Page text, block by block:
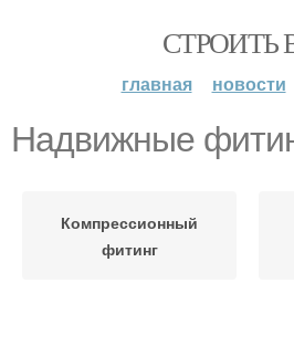
СТРОИТЬ
главная новости
Надвижные
Компрессионный
фитинг